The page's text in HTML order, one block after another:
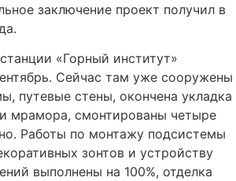
заключение проект получил в
«Горный институт»
Сейчас там уже сооружены
путевые стены, окончена укладка
мрамора, смонтированы четыре
Работы по монтажу подсистемы
зонтов и устройству
выполнены на 100%, отделка